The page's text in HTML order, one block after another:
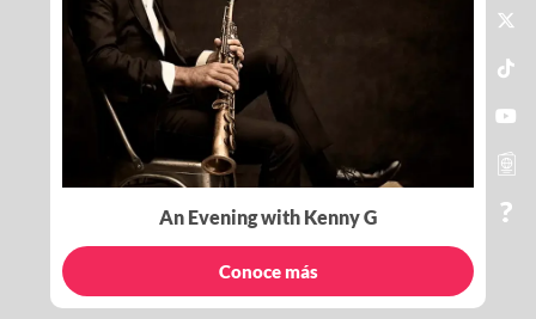
An Evening with Kenny G
Conoce más